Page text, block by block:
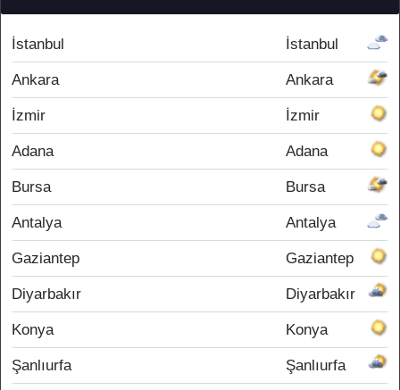
İstanbul İstanbul
Ankara Ankara
İzmir İzmir
Adana Adana
Bursa Bursa
Antalya Antalya
Gaziantep Gaziantep
Diyarbakır Diyarbakır
Konya Konya
Şanlıurfa Şanlıurfa